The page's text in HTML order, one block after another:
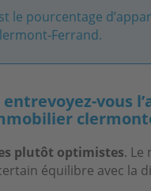
le pourcentage
Ferrand.
vous
plutôt optimistes. Le
équilibre avec la